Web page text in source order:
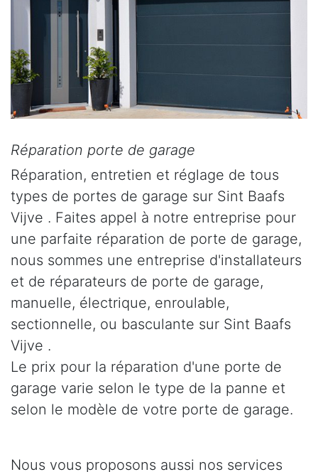
Réparation porte de garage
Réparation, entretien et réglage de tous
types de portes de garage sur Sint Baafs
Vijve . Faites appel à notre entreprise pour
une parfaite réparation de porte de garage,
nous sommes une entreprise d'installateurs
et de réparateurs de porte de garage,
manuelle, électrique, enroulable,
sectionnelle, ou basculante sur Sint Baafs
Vijve .
Le prix pour la réparation d'une porte de
garage varie selon le type de la panne et
selon le modèle de votre porte de garage.
Nous vous proposons aussi nos services